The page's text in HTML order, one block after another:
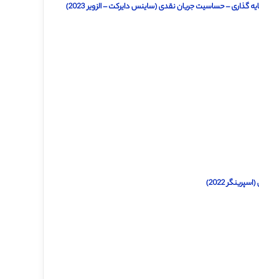
گذاری – حساسیت جریان نقدی (ساینس دایرکت – الزویر 2023)